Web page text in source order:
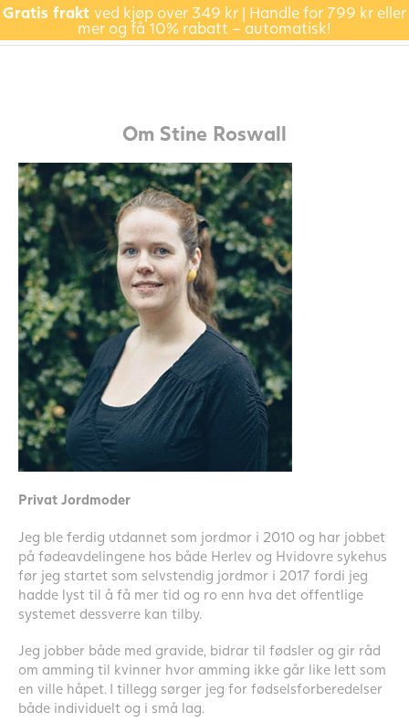
Gratis frakt ved kjøp over 349 kr | Handle for 799 kr eller
mer og få 10% rabatt – automatisk!
Om Stine Roswall
Privat Jordmoder
Jeg ble ferdig utdannet som jordmor i 2010 og har jobbet
på fødeavdelingene hos både Herlev og Hvidovre sykehus
før jeg startet som selvstendig jordmor i 2017 fordi jeg
hadde lyst til å få mer tid og ro enn hva det offentlige
systemet dessverre kan tilby.
Jeg jobber både med gravide, bidrar til fødsler og gir råd
om amming til kvinner hvor amming ikke går like lett som
en ville håpet. I tillegg sørger jeg for fødselsforberedelser
både individuelt og i små lag.